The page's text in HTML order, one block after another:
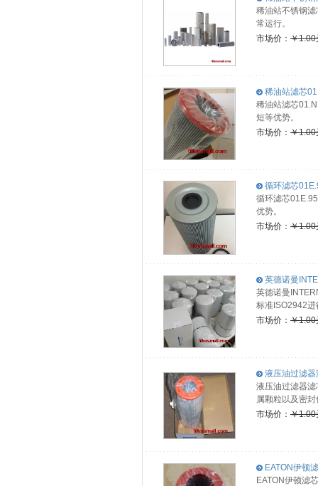
稀油站不锈钢
常运行。
市场价： ￥1.00
稀油站滤芯
稀油站滤芯
短等优势。
市场价： ￥1.00
循环滤芯
循环滤芯
优势。
市场价： ￥1.00
英德诺曼
英德诺曼
标准ISO2942
市场价： ￥1.00
液压油过滤
液压油过滤器
属颗粒以及密
市场价： ￥1.00
EATON伊顿
EATON伊顿滤